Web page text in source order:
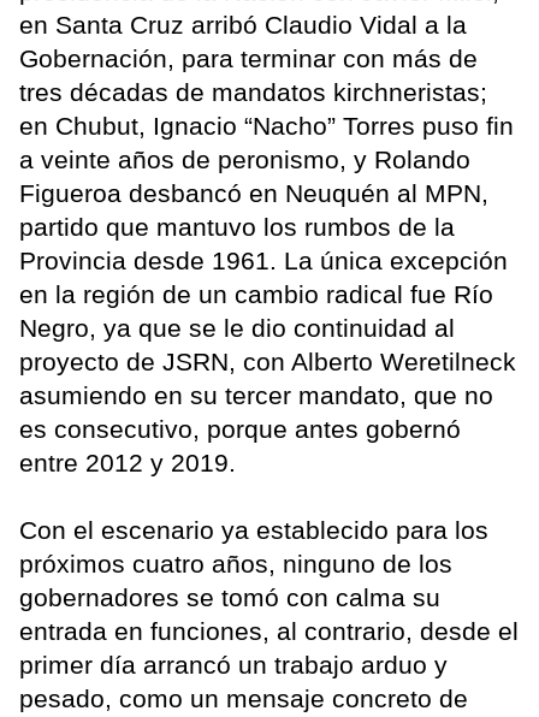
en Santa Cruz arribó Claudio Vidal a la
Gobernación, para terminar con más de
tres décadas de mandatos kirchneristas;
en Chubut, Ignacio “Nacho” Torres puso fin
a veinte años de peronismo, y Rolando
Figueroa desbancó en Neuquén al MPN,
partido que mantuvo los rumbos de la
Provincia desde 1961. La única excepción
en la región de un cambio radical fue Río
Negro, ya que se le dio continuidad al
proyecto de JSRN, con Alberto Weretilneck
asumiendo en su tercer mandato, que no
es consecutivo, porque antes gobernó
entre 2012 y 2019.
Con el escenario ya establecido para los
próximos cuatro años, ninguno de los
gobernadores se tomó con calma su
entrada en funciones, al contrario, desde el
primer día arrancó un trabajo arduo y
pesado, como un mensaje concreto de